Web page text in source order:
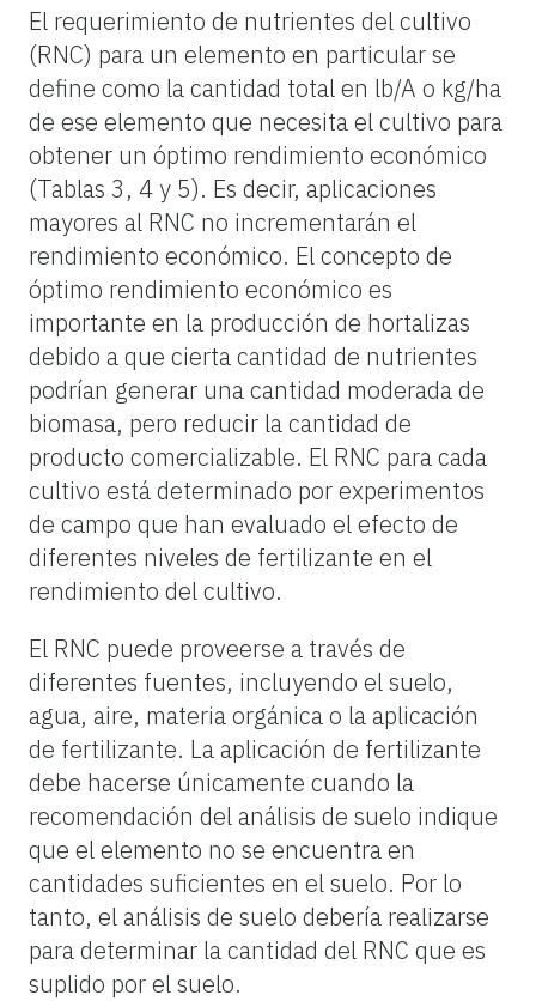
El requerimiento de nutrientes del cultivo
(RNC) para un elemento en particular se
define como la cantidad total en lb/A o kg/ha
de ese elemento que necesita el cultivo para
obtener un óptimo rendimiento económico
(Tablas 3, 4 y 5). Es decir, aplicaciones
mayores al RNC no incrementarán el
rendimiento económico. El concepto de
óptimo rendimiento económico es
importante en la producción de hortalizas
debido a que cierta cantidad de nutrientes
podrían generar una cantidad moderada de
biomasa, pero reducir la cantidad de
producto comercializable. El RNC para cada
cultivo está determinado por experimentos
de campo que han evaluado el efecto de
diferentes niveles de fertilizante en el
rendimiento del cultivo.
El RNC puede proveerse a través de
diferentes fuentes, incluyendo el suelo,
agua, aire, materia orgánica o la aplicación
de fertilizante. La aplicación de fertilizante
debe hacerse únicamente cuando la
recomendación del análisis de suelo indique
que el elemento no se encuentra en
cantidades suficientes en el suelo. Por lo
tanto, el análisis de suelo debería realizarse
para determinar la cantidad del RNC que es
suplido por el suelo.